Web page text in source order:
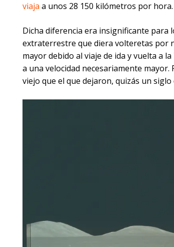
viaja a unos 28 150 kilómetros por hora.
Dicha diferencia era insignificante para
extraterrestre que diera volteretas por
mayor debido al viaje de ida y vuelta a
a una velocidad necesariamente
viejo que el que dejaron, quizás un